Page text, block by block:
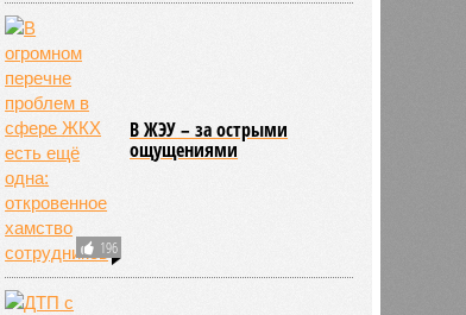
196
В ЖЭУ – за острыми
ощущениями